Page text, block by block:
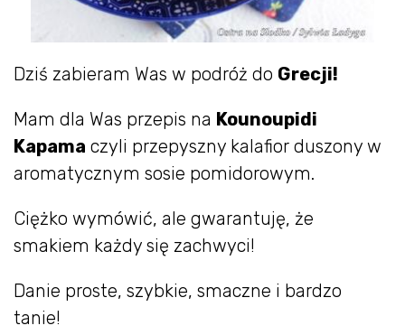
Dziś zabieram Was w podróż do Grecji!
Mam dla Was przepis na Kounoupidi
Kapama czyli przepyszny kalafior duszony w
aromatycznym sosie pomidorowym.
Ciężko wymówić, ale gwarantuję, że
smakiem każdy się zachwyci!
Danie proste, szybkie, smaczne i bardzo
tanie!